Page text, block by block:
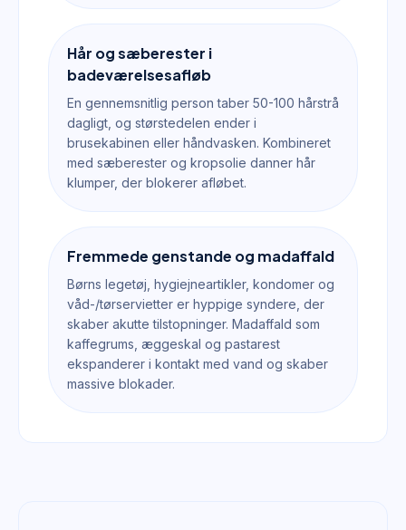
Hår og sæberester i
badeværelsesafløb
En gennemsnitlig person taber 50-100 hårstrå
dagligt, og størstedelen ender i
brusekabinen eller håndvasken. Kombineret
med sæberester og kropsolie danner hår
klumper, der blokerer afløbet.
Fremmede genstande og madaffald
Børns legetøj, hygiejneartikler, kondomer og
våd-/tørservietter er hyppige syndere, der
skaber akutte tilstopninger. Madaffald som
kaffegrums, æggeskal og pastarest
ekspanderer i kontakt med vand og skaber
massive blokader.